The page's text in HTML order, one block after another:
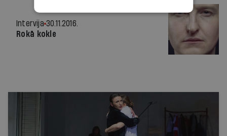
Intervija 30.11.2016.
Rokā kokle